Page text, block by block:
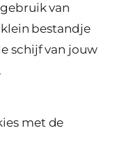
van
bestandje
schijf van jouw
met de